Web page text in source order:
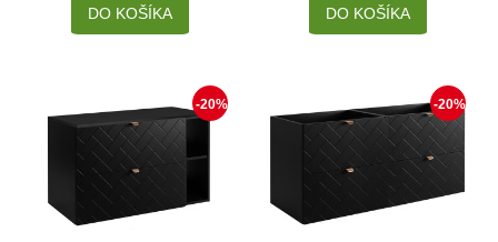
DO KOŠÍKA DO KOŠÍKA
-20% -20%